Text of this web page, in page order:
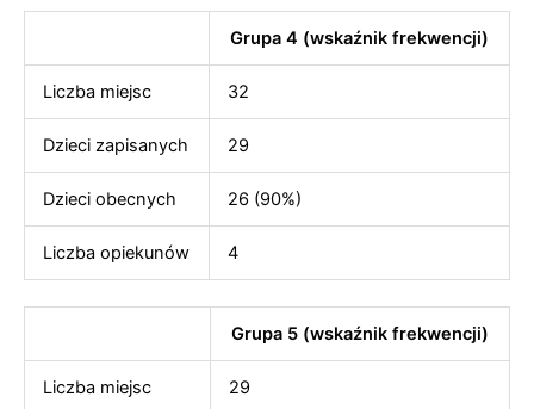
Grupa 4 (wskaźnik frekwencji)
Liczba miejsc 32
Dzieci zapisanych 29
Dzieci obecnych 26 (90%)
Liczba opiekunów 4
Grupa 5 (wskaźnik frekwencji)
Liczba miejsc 29